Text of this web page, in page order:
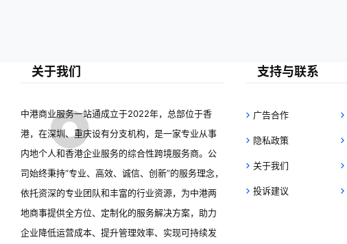
关于我们
中港商业服务一站通成立于2022年，总部位于香
港，在深圳、重庆设有分支机构，是一家专业从事
内地个人和香港企业服务的综合性跨境服务商。公
司始终秉持“专业、高效、诚信、创新”的服务理念，
依托资深的专业团队和丰富的行业资源，为中港两
地商事提供全方位、定制化的服务解决方案，助力
企业降低运营成本、提升管理效率、实现可持续发
支持与联系
广告合作
隐私政策
关于我们
投诉建议